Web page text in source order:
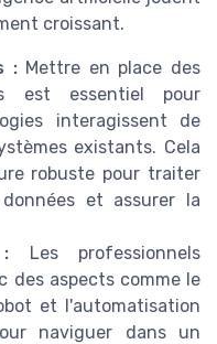
croissant.
:Mettre en place des
est essentiel pour
interagissent de
existants. Cela
robuste pour traiter
et assurer la
Les professionnels
des aspects comme le
et l'automatisation
naviguer dans un